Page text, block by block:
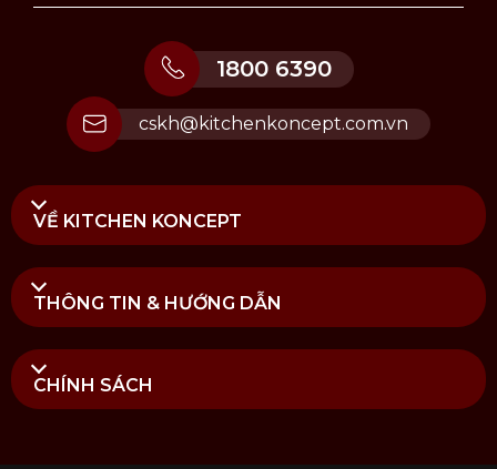
tinh dầu xe hơi.
Mua hàng tại Kitchen Koncept khách hàng sẽ yên
tâm về chất lượng sản phẩm nhập khẩu chính hãng,
hưởng đầy đủ chế độ bảo hành và dịch vụ hậu mãi
của chúng tôi.
1800 6390
cskh@kitchenkoncept.com.vn
VỀ KITCHEN KONCEPT
THÔNG TIN & HƯỚNG DẪN
CHÍNH SÁCH